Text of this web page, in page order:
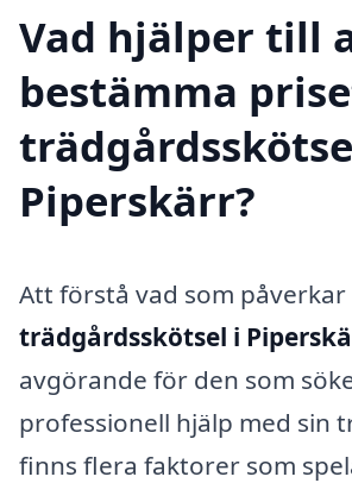
Vad hjälper till
bestämma
Piperskärr?
Att förstå vad som
trädgårdsskötsel i
avgörande för den som
professionell hjälp med sin
finns flera faktorer som